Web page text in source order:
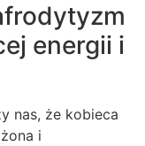
energii i
nas, że kobieca
i